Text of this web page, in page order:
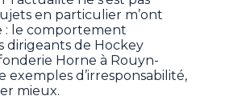
en particulier m’ont
: le comportement
dirigeants de Hockey
Horne à Rouyn-
exemples d’irresponsabilité,
mieux.